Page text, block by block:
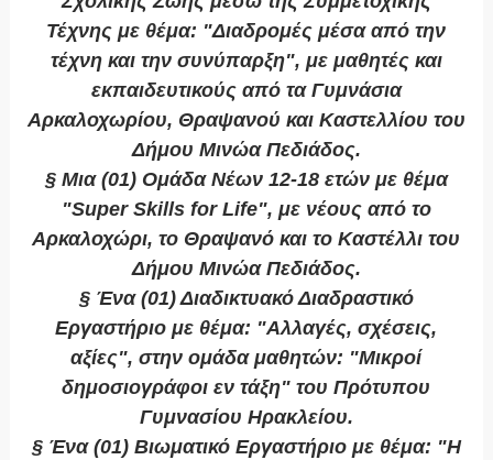
Τέχνης με θέμα: "Διαδρομές μέσα από την
τέχνη και την συνύπαρξη", με μαθητές και
εκπαιδευτικούς από τα Γυμνάσια
Αρκαλοχωρίου, Θραψανού και Καστελλίου του
Δήμου Μινώα Πεδιάδος.
§ Μια (01) Ομάδα Νέων 12-18 ετών με θέμα
"Super Skills for Life", με νέους από το
Αρκαλοχώρι, το Θραψανό και το Καστέλλι του
Δήμου Μινώα Πεδιάδος.
§ Ένα (01) Διαδικτυακό Διαδραστικό
Εργαστήριο με θέμα: "Αλλαγές, σχέσεις,
αξίες", στην ομάδα μαθητών: "Μικροί
δημοσιογράφοι εν τάξη" του Πρότυπου
Γυμνασίου Ηρακλείου.
§ Ένα (01) Βιωματικό Εργαστήριο με θέμα: "Η